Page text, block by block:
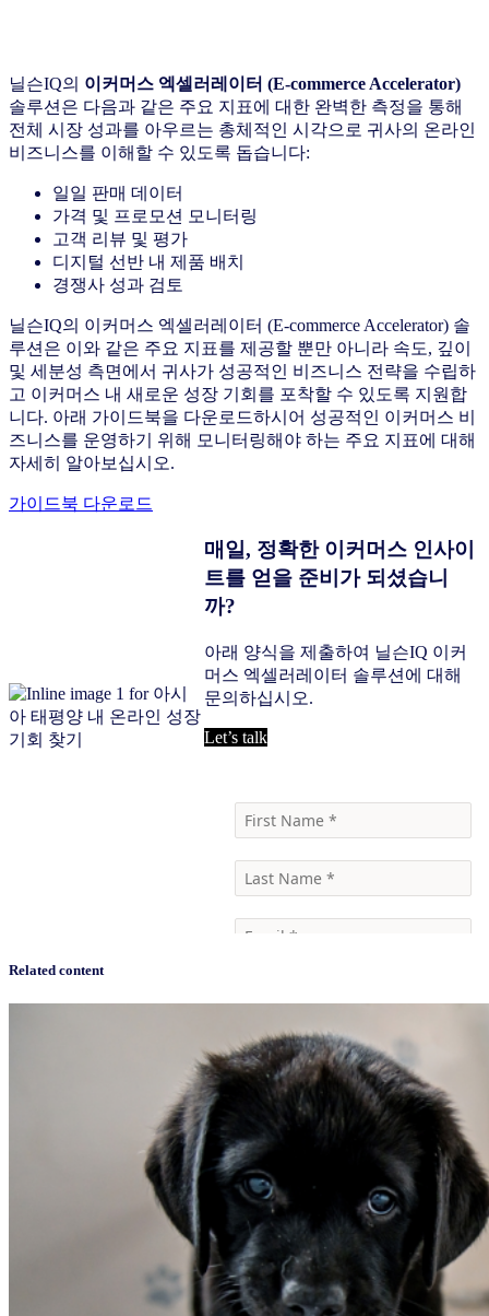
닐슨IQ의 이커머스 엑셀러레이터 (E-commerce Accelerator)
솔루션은 다음과 같은 주요 지표에 대한 완벽한 측정을 통해
전체 시장 성과를 아우르는 총체적인 시각으로 귀사의 온라인
비즈니스를 이해할 수 있도록 돕습니다:
일일 판매 데이터
가격 및 프로모션 모니터링
고객 리뷰 및 평가
디지털 선반 내 제품 배치
경쟁사 성과 검토
닐슨IQ의 이커머스 엑셀러레이터 (E-commerce Accelerator) 솔
루션은 이와 같은 주요 지표를 제공할 뿐만 아니라 속도, 깊이
및 세분성 측면에서 귀사가 성공적인 비즈니스 전략을 수립하
고 이커머스 내 새로운 성장 기회를 포착할 수 있도록 지원합
니다. 아래 가이드북을 다운로드하시어 성공적인 이커머스 비
즈니스를 운영하기 위해 모니터링해야 하는 주요 지표에 대해
자세히 알아보십시오.
가이드북 다운로드
매일, 정확한 이커머스 인사이
트를 얻을 준비가 되셨습니
까?
아래 양식을 제출하여 닐슨IQ 이커
머스 엑셀러레이터 솔루션에 대해
문의하십시오.
Let’s talk
Related content